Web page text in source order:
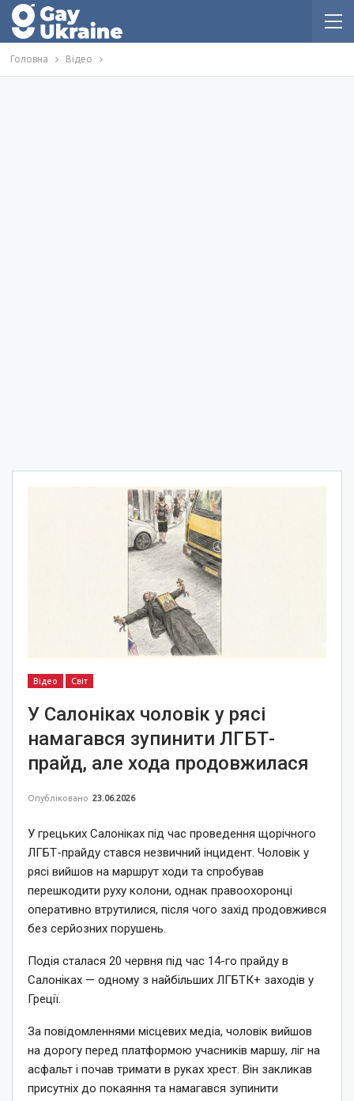
Головна Відео
Відео Світ
У Салоніках чоловік у рясі
намагався зупинити ЛГБТ-
прайд, але хода продовжилася
Опубліковано 23.06.2026
У грецьких Салоніках під час проведення щорічного
ЛГБТ-прайду стався незвичний інцидент. Чоловік у
рясі вийшов на маршрут ходи та спробував
перешкодити руху колони, однак правоохоронці
оперативно втрутилися, після чого захід продовжився
без серйозних порушень.
Подія сталася 20 червня під час 14-го прайду в
Салоніках — одному з найбільших ЛГБТК+ заходів у
Греції.
За повідомленнями місцевих медіа, чоловік вийшов
на дорогу перед платформою учасників маршу, ліг на
асфальт і почав тримати в руках хрест. Він закликав
присутніх до покаяння та намагався зупинити